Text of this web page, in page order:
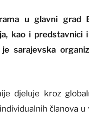
u glavni grad
kao i
sarajevska
djeluje kroz
članova